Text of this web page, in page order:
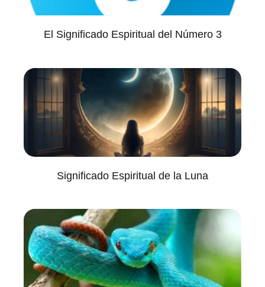
El Significado Espiritual del Número 3
Significado Espiritual de la Luna